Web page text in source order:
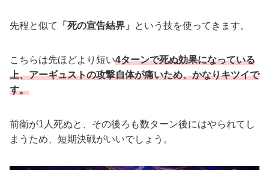
先程と似て 「死の宣告結界」 という技を使ってきます。
こちらは先ほどより短い4ターンで死ぬ効果になっている
上、アーギュストの攻撃自体が痛いため、かなりキツイで
す。
前衛が1人死ぬと、その後ろも数ターン後にはやられてし
まうため、短期決戦がいいでしょう。